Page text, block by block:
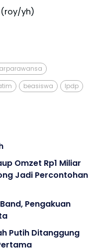
(roy/yh)
parawansa
beasiswa lpdp
Omzet Rp1 Miliar
Jadi Percontohan
Pengakuan
Putih Ditanggung